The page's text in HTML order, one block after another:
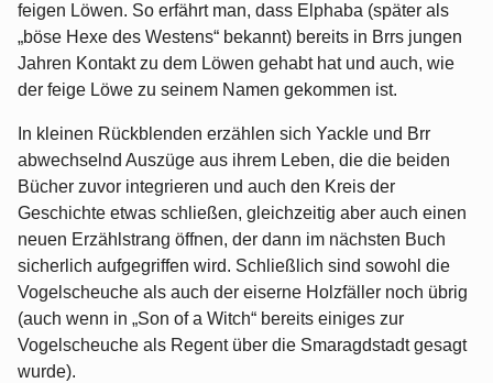
feigen Löwen. So erfährt man, dass Elphaba (später als
„böse Hexe des Westens“ bekannt) bereits in Brrs jungen
Jahren Kontakt zu dem Löwen gehabt hat und auch, wie
der feige Löwe zu seinem Namen gekommen ist.
In kleinen Rückblenden erzählen sich Yackle und Brr
abwechselnd Auszüge aus ihrem Leben, die die beiden
Bücher zuvor integrieren und auch den Kreis der
Geschichte etwas schließen, gleichzeitig aber auch einen
neuen Erzählstrang öffnen, der dann im nächsten Buch
sicherlich aufgegriffen wird. Schließlich sind sowohl die
Vogelscheuche als auch der eiserne Holzfäller noch übrig
(auch wenn in „Son of a Witch“ bereits einiges zur
Vogelscheuche als Regent über die Smaragdstadt gesagt
wurde).